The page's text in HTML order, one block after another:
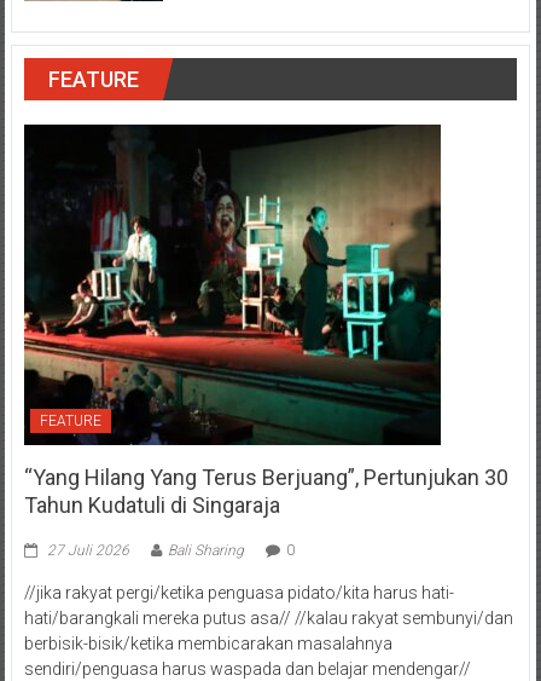
FEATURE
FEATURE
“Yang Hilang Yang Terus Berjuang”, Pertunjukan 30
Tahun Kudatuli di Singaraja
27 Juli 2026 Bali Sharing 0
//jika rakyat pergi/ketika penguasa pidato/kita harus hati-
hati/barangkali mereka putus asa// //kalau rakyat sembunyi/dan
berbisik-bisik/ketika membicarakan masalahnya
sendiri/penguasa harus waspada dan belajar mendengar//